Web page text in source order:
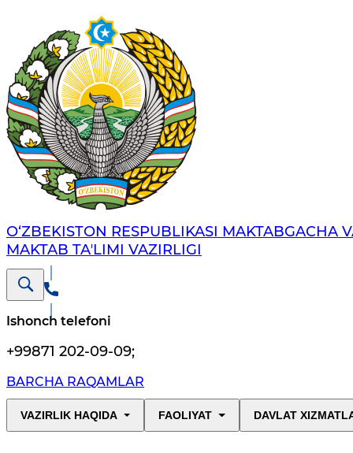
O‘ZBEKISTON RESPUBLIKASI MAKTABGACHA
MAKTAB TAʼLIMI VAZIRLIGI
Ishonch telefoni
+99871 202-09-09;
BARCHA RAQAMLAR
VAZIRLIK HAQIDA FAOLIYAT DAVLAT